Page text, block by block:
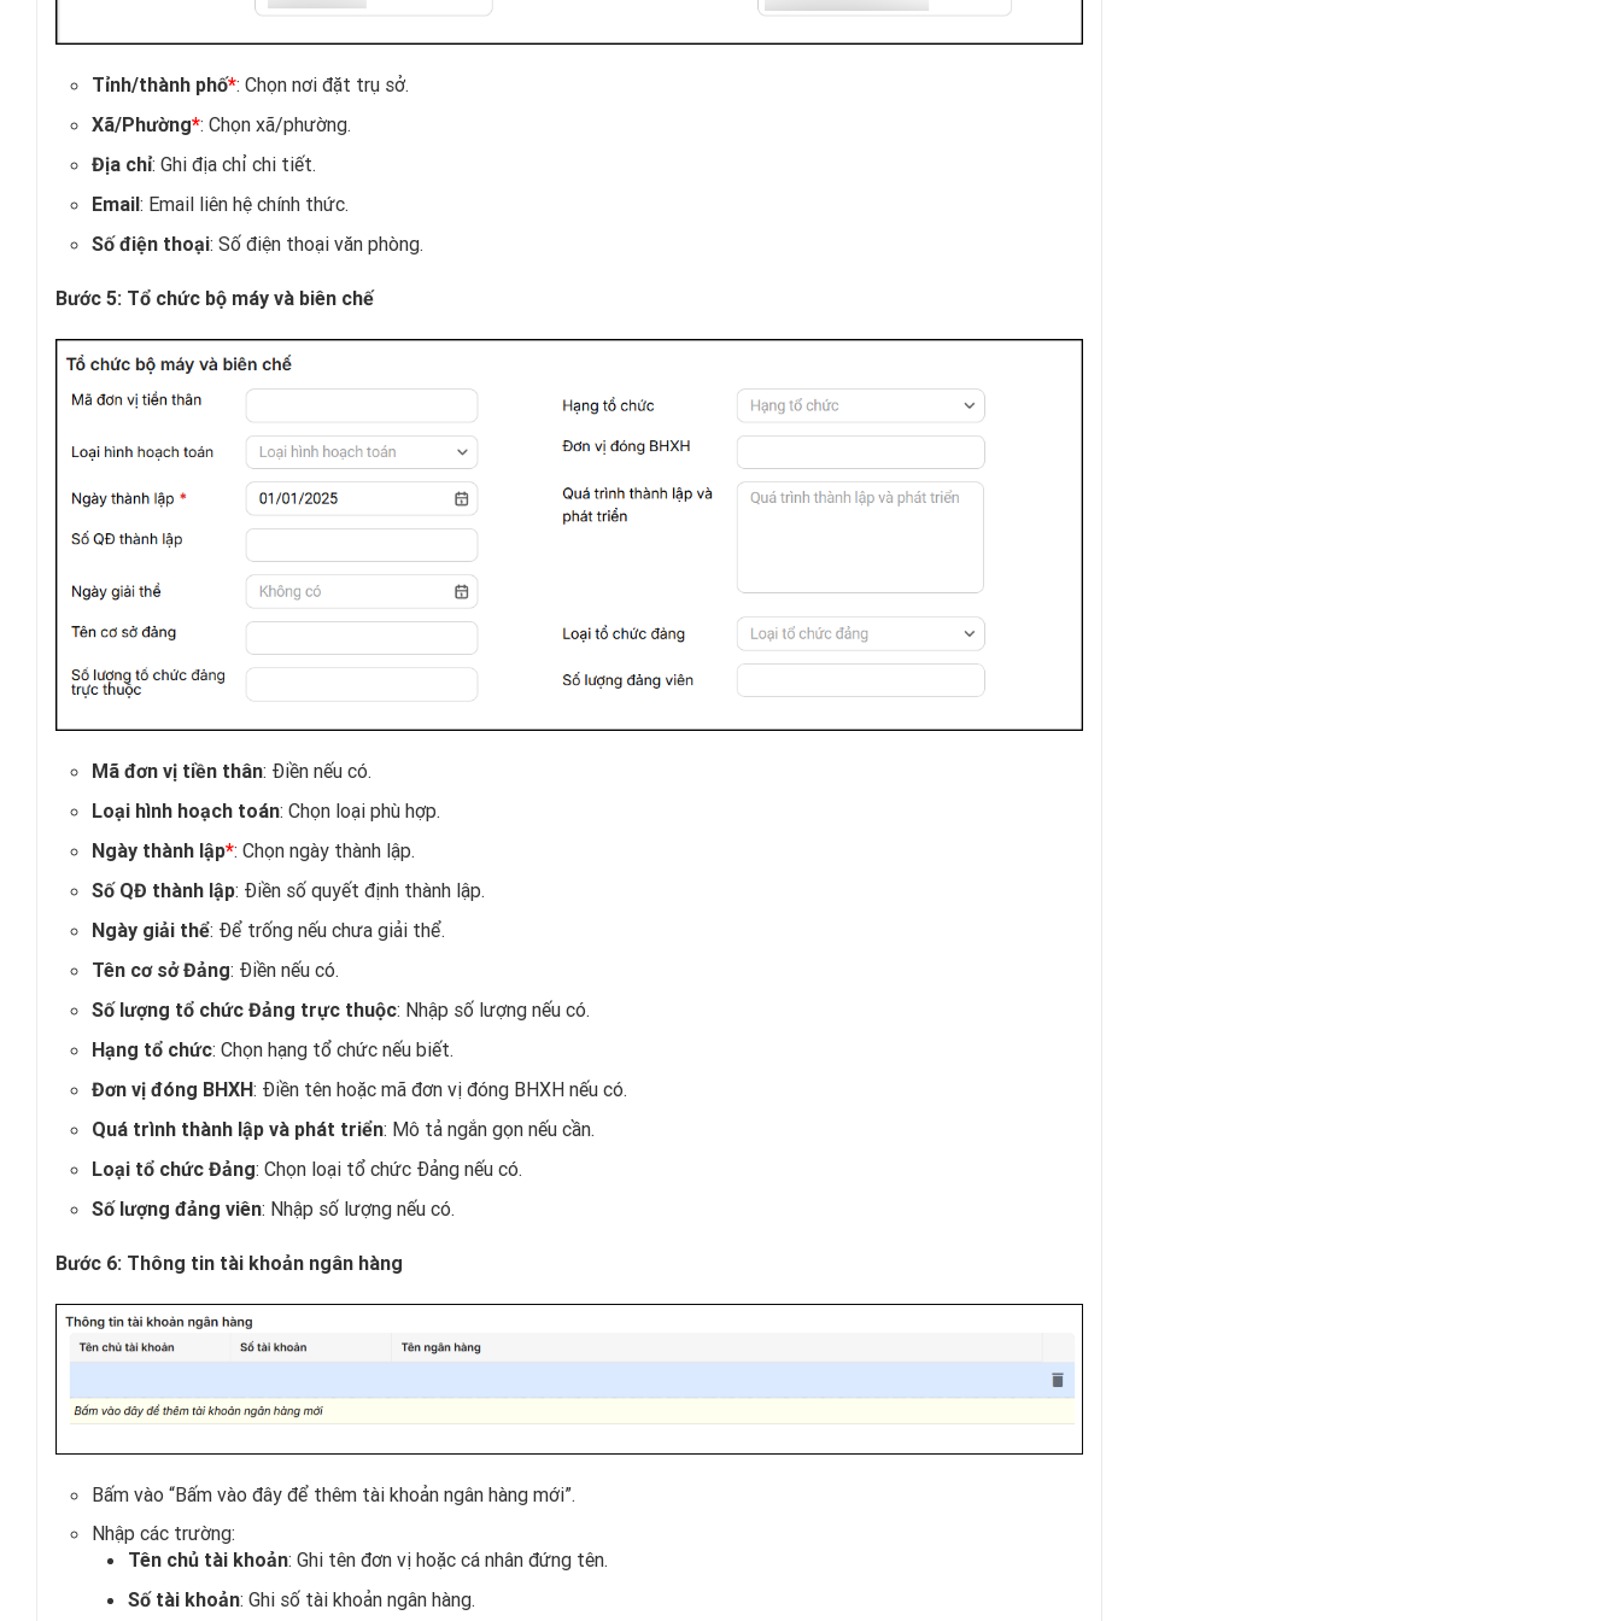
Tỉnh/thành phố*: Chọn nơi đặt trụ sở.
Xã/Phường*: Chọn xã/phường.
Địa chỉ: Ghi địa chỉ chi tiết.
Email: Email liên hệ chính thức.
Số điện thoại: Số điện thoại văn phòng.
Bước 5: Tổ chức bộ máy và biên chế
Mã đơn vị tiền thân: Điền nếu có.
Loại hình hoạch toán: Chọn loại phù hợp.
Ngày thành lập*: Chọn ngày thành lập.
Số QĐ thành lập: Điền số quyết định thành lập.
Ngày giải thể: Để trống nếu chưa giải thể.
Tên cơ sở Đảng: Điền nếu có.
Số lượng tổ chức Đảng trực thuộc: Nhập số lượng nếu có.
Hạng tổ chức: Chọn hạng tổ chức nếu biết.
Đơn vị đóng BHXH: Điền tên hoặc mã đơn vị đóng BHXH nếu có.
Quá trình thành lập và phát triển: Mô tả ngắn gọn nếu cần.
Loại tổ chức Đảng: Chọn loại tổ chức Đảng nếu có.
Số lượng đảng viên: Nhập số lượng nếu có.
Bước 6: Thông tin tài khoản ngân hàng
Bấm vào “Bấm vào đây để thêm tài khoản ngân hàng mới”.
Nhập các trường:
Tên chủ tài khoản: Ghi tên đơn vị hoặc cá nhân đứng tên.
Số tài khoản: Ghi số tài khoản ngân hàng.